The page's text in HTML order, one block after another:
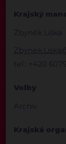
Krajský
Zbyněk Liška
tel.: +420
Volby
Archiv
Krajská